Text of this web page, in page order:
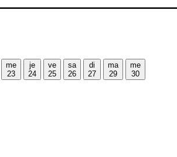
me
23
je
24
ve
25
sa
26
di
27
ma
29
me
30